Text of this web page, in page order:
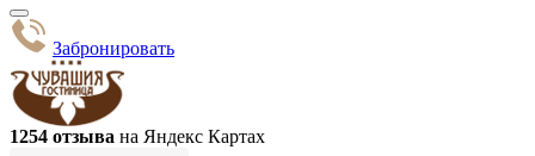
Забронировать
1254 отзыва на Яндекс Картах